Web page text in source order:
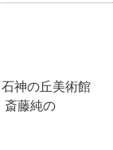
神の丘美術館
斎藤純の